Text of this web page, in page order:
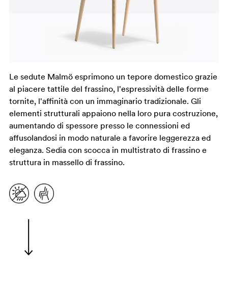
Le sedute Malmö esprimono un tepore domestico grazie
al piacere tattile del frassino, l'espressività delle forme
tornite, l'affinità con un immaginario tradizionale. Gli
elementi strutturali appaiono nella loro pura costruzione,
aumentando di spessore presso le connessioni ed
affusolandosi in modo naturale a favorire leggerezza ed
eleganza. Sedia con scocca in multistrato di frassino e
struttura in massello di frassino.